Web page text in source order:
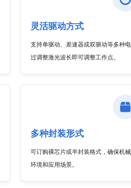
灵活驱动方式
支持单驱动、差速器或双驱动等多种
过调整激光波长即可调整工作点。
多种封装形式
可订购裸芯片或半封装格式，确保机
环境和应用场景。